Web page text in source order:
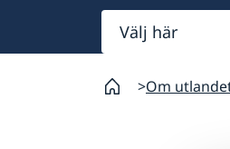
Välj
här
Om